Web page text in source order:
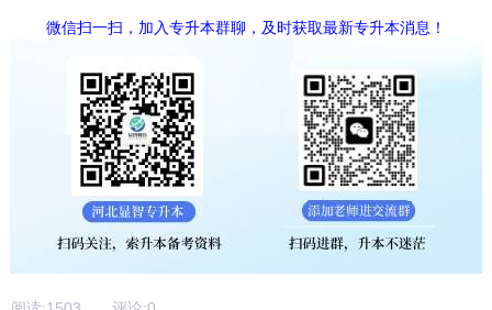
微信扫一扫，加入专升本群聊，及时获取最新专升本消息！